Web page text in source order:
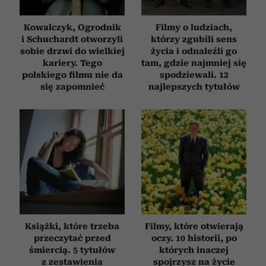
Partnerzy mogą połączyć te informacje z innymi danymi
otrzymanymi od Ciebie lub uzyskanymi podczas
korzystania z ich usług.
Kowalczyk, Ogrodnik
i Schuchardt otworzyli
sobie drzwi do wielkiej
kariery. Tego
polskiego filmu nie da
się zapomnieć
Filmy o ludziach,
którzy zgubili sens
życia i odnaleźli go
tam, gdzie najmniej się
spodziewali. 12
najlepszych tytułów
Książki, które trzeba
przeczytać przed
śmiercią. 5 tytułów
z zestawienia
Filmy, które otwierają
oczy. 10 historii, po
których inaczej
spojrzysz na życie